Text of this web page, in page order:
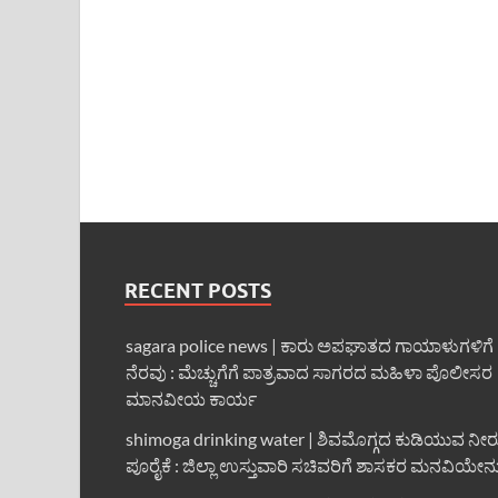
RECENT POSTS
sagara police news | ಕಾರು ಅಪಘಾತದ ಗಾಯಾಳುಗಳಿಗೆ
ನೆರವು : ಮೆಚ್ಚುಗೆಗೆ ಪಾತ್ರವಾದ ಸಾಗರದ ಮಹಿಳಾ ಪೊಲೀಸರ
ಮಾನವೀಯ ಕಾರ್ಯ
shimoga drinking water | ಶಿವಮೊಗ್ಗದ ಕುಡಿಯುವ
ಪೂರೈಕೆ : ಜಿಲ್ಲಾ ಉಸ್ತುವಾರಿ ಸಚಿವರಿಗೆ ಶಾಸಕರ